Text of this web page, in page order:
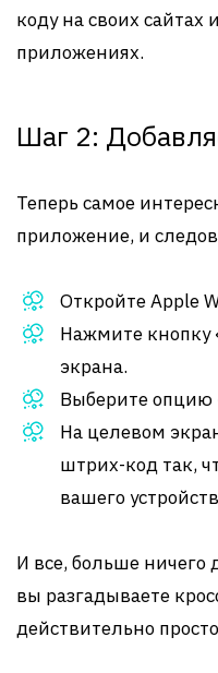
коду на своих
приложениях.
Шаг 2:
Теперь самое
приложение, и
Откройте Apple
Нажмите кнопку
экрана.
Выберите опцию
На целевом
штрих-код так,
вашего
И все, больше ничего
вы разгадываете
действительно